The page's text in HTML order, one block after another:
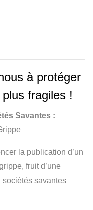
à protéger
fragiles !
Savantes :
la publication d’un
fruit d’une
savantes